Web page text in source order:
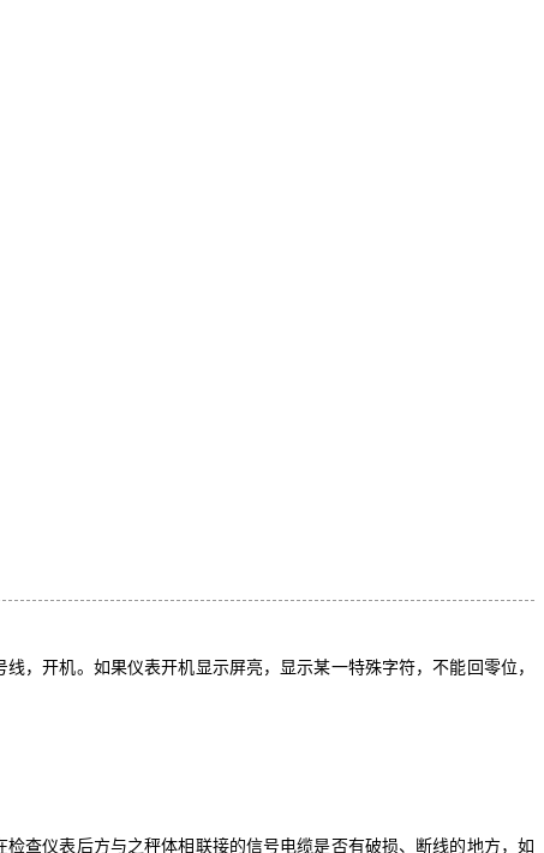
，开机。如果仪表开机显示屏亮，显示某一特殊字符，不能回零位，
查仪表后方与之秤体相联接的信号电缆是否有破损、断线的地方，如